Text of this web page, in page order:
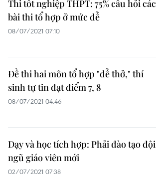
Thi tốt nghiệp THPT: 75% câu hỏi các
bài thi tổ hợp ở mức dễ
08/07/2021 07:10
Đề thi hai môn tổ hợp "dễ thở," thí
sinh tự tin đạt điểm 7, 8
08/07/2021 04:46
Dạy và học tích hợp: Phải đào tạo đội
ngũ giáo viên mới
02/07/2021 07:38